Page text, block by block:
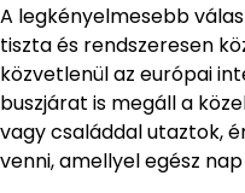
A legkényelmesebb
tiszta és rendszeresen
közvetlenül az európai
buszjárat is megáll a
vagy családdal utaztok,
venni, amellyel egész